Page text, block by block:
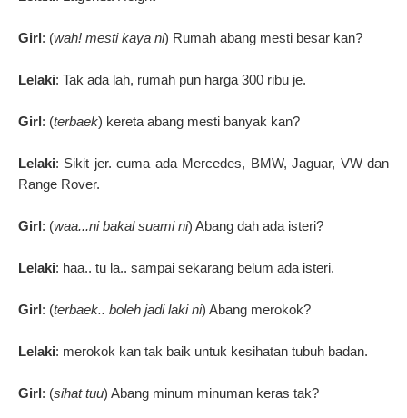
Girl: (wah! mesti kaya ni) Rumah abang mesti besar kan?
Lelaki: Tak ada lah, rumah pun harga 300 ribu je.
Girl: (terbaek) kereta abang mesti banyak kan?
Lelaki: Sikit jer. cuma ada Mercedes, BMW, Jaguar, VW dan
Range Rover.
Girl: (waa...ni bakal suami ni) Abang dah ada isteri?
Lelaki: haa.. tu la.. sampai sekarang belum ada isteri.
Girl: (terbaek.. boleh jadi laki ni) Abang merokok?
Lelaki: merokok kan tak baik untuk kesihatan tubuh badan.
Girl: (sihat tuu) Abang minum minuman keras tak?